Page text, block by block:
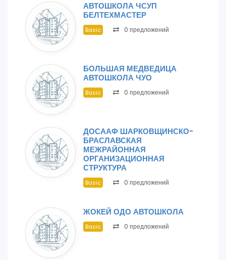
АВТОШКОЛА ЧСУП
БЕЛТЕХМАСТЕР
Basic 0 предложений
БОЛЬШАЯ МЕДВЕДИЦА
АВТОШКОЛА ЧУО
Basic 0 предложений
ДОСААФ ШАРКОВЩИНСКО-
БРАСЛАВСКАЯ
МЕЖРАЙОННАЯ
ОРГАНИЗАЦИОННАЯ
СТРУКТУРА
Basic 0 предложений
ЖОКЕЙ ОДО АВТОШКОЛА
Basic 0 предложений